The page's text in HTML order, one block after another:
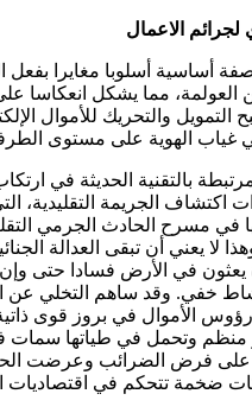
لجرائم الاعمال
أساسية أسلوبا مغايرا بفعل
العولمة، مما يشكل انعكاسا
التمويل والتحريك للأموال
غياب الهوية على مستوى
بالتقنية الحديثة في
اكتشاف الجريمة التقليدية،
في مسرح الحادث الجرمي
لا يعني أن تبقى العدالة
يعثون في الأرض فسادا حتى
خفي. وقد ساهم التخلي عن
رؤوس الأموال في بروز قوى
منظم وتحمل في طياتها سمات
على فرض الضرائب وعرضت
ضخمة تتحكم في اقتصاديات